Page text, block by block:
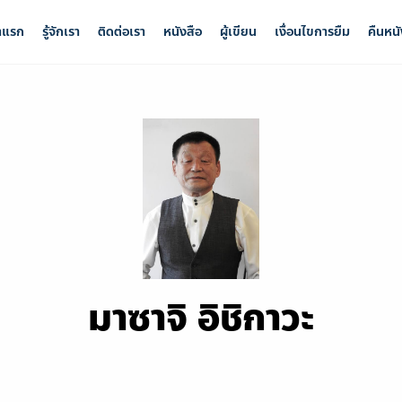
รก รู้จักเรา ติดต่อเรา หนังสือ ผู้เขียน เงื่อนไขการยืม คืนห
มาซาจิ อิชิกาวะ